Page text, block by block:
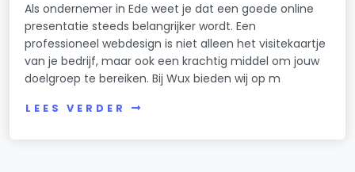
Als ondernemer in Ede weet je dat een goede online
presentatie steeds belangrijker wordt. Een
professioneel webdesign is niet alleen het visitekaartje
van je bedrijf, maar ook een krachtig middel om jouw
doelgroep te bereiken. Bij Wux bieden wij op m
LEES VERDER